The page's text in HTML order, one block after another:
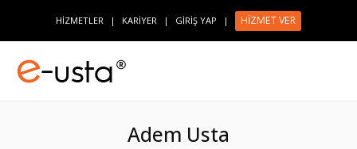
HİZMETLER | KARİYER | GİRİŞ YAP | HİZMET VER
Adem Usta